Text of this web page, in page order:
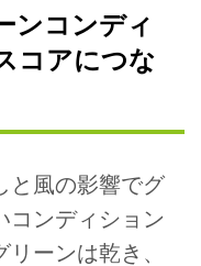
ンコンディ
コアにつな
と風の影響でグ
コンディション
ーンは乾き、